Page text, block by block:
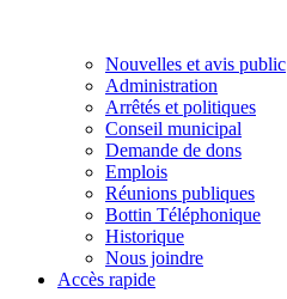
Nouvelles et avis public
Administration
Arrêtés et politiques
Conseil municipal
Demande de dons
Emplois
Réunions publiques
Bottin Téléphonique
Historique
Nous joindre
Accès rapide